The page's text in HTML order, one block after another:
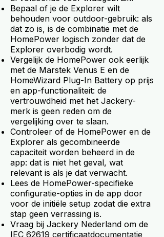
Bepaal of je de Explorer wilt
behouden voor outdoor-gebruik: als
dat zo is, is de combinatie met de
HomePower logisch zonder dat de
Explorer overbodig wordt.
Vergelijk de HomePower ook eerlijk
met de Marstek Venus E en de
HomeWizard Plug-In Battery op prijs
en app-functionaliteit: de
vertrouwdheid met het Jackery-
merk is geen reden om de
vergelijking over te slaan.
Controleer of de HomePower en de
Explorer als gecombineerde
capaciteit worden beheerd in de
app: dat is niet het geval, wat
relevant is als je dat verwacht.
Lees de HomePower-specifieke
configuratie-opties in de app door
voor de initiële setup zodat die extra
stap geen verrassing is.
Vraag bij Jackery Nederland om de
IEC 62619 certificaatdocumentatie